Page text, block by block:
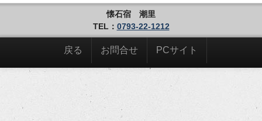
懐石宿 潮里
TEL： 0793-22-1212
戻る お問合せ PCサイト